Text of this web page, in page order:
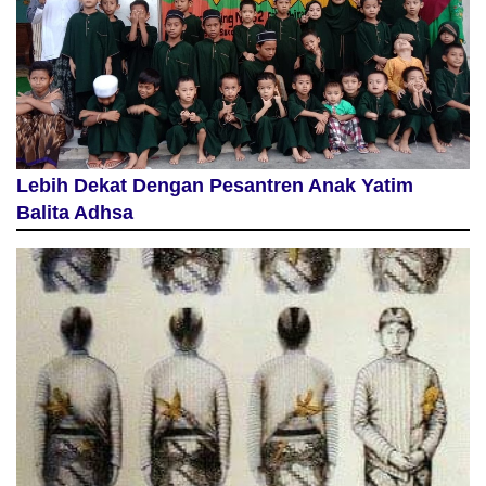
Lebih Dekat Dengan Pesantren Anak Yatim
Balita Adhsa